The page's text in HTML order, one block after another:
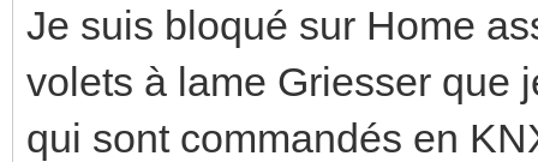
Je suis bloqué sur Home
volets à lame Griesser que
qui sont commandés en